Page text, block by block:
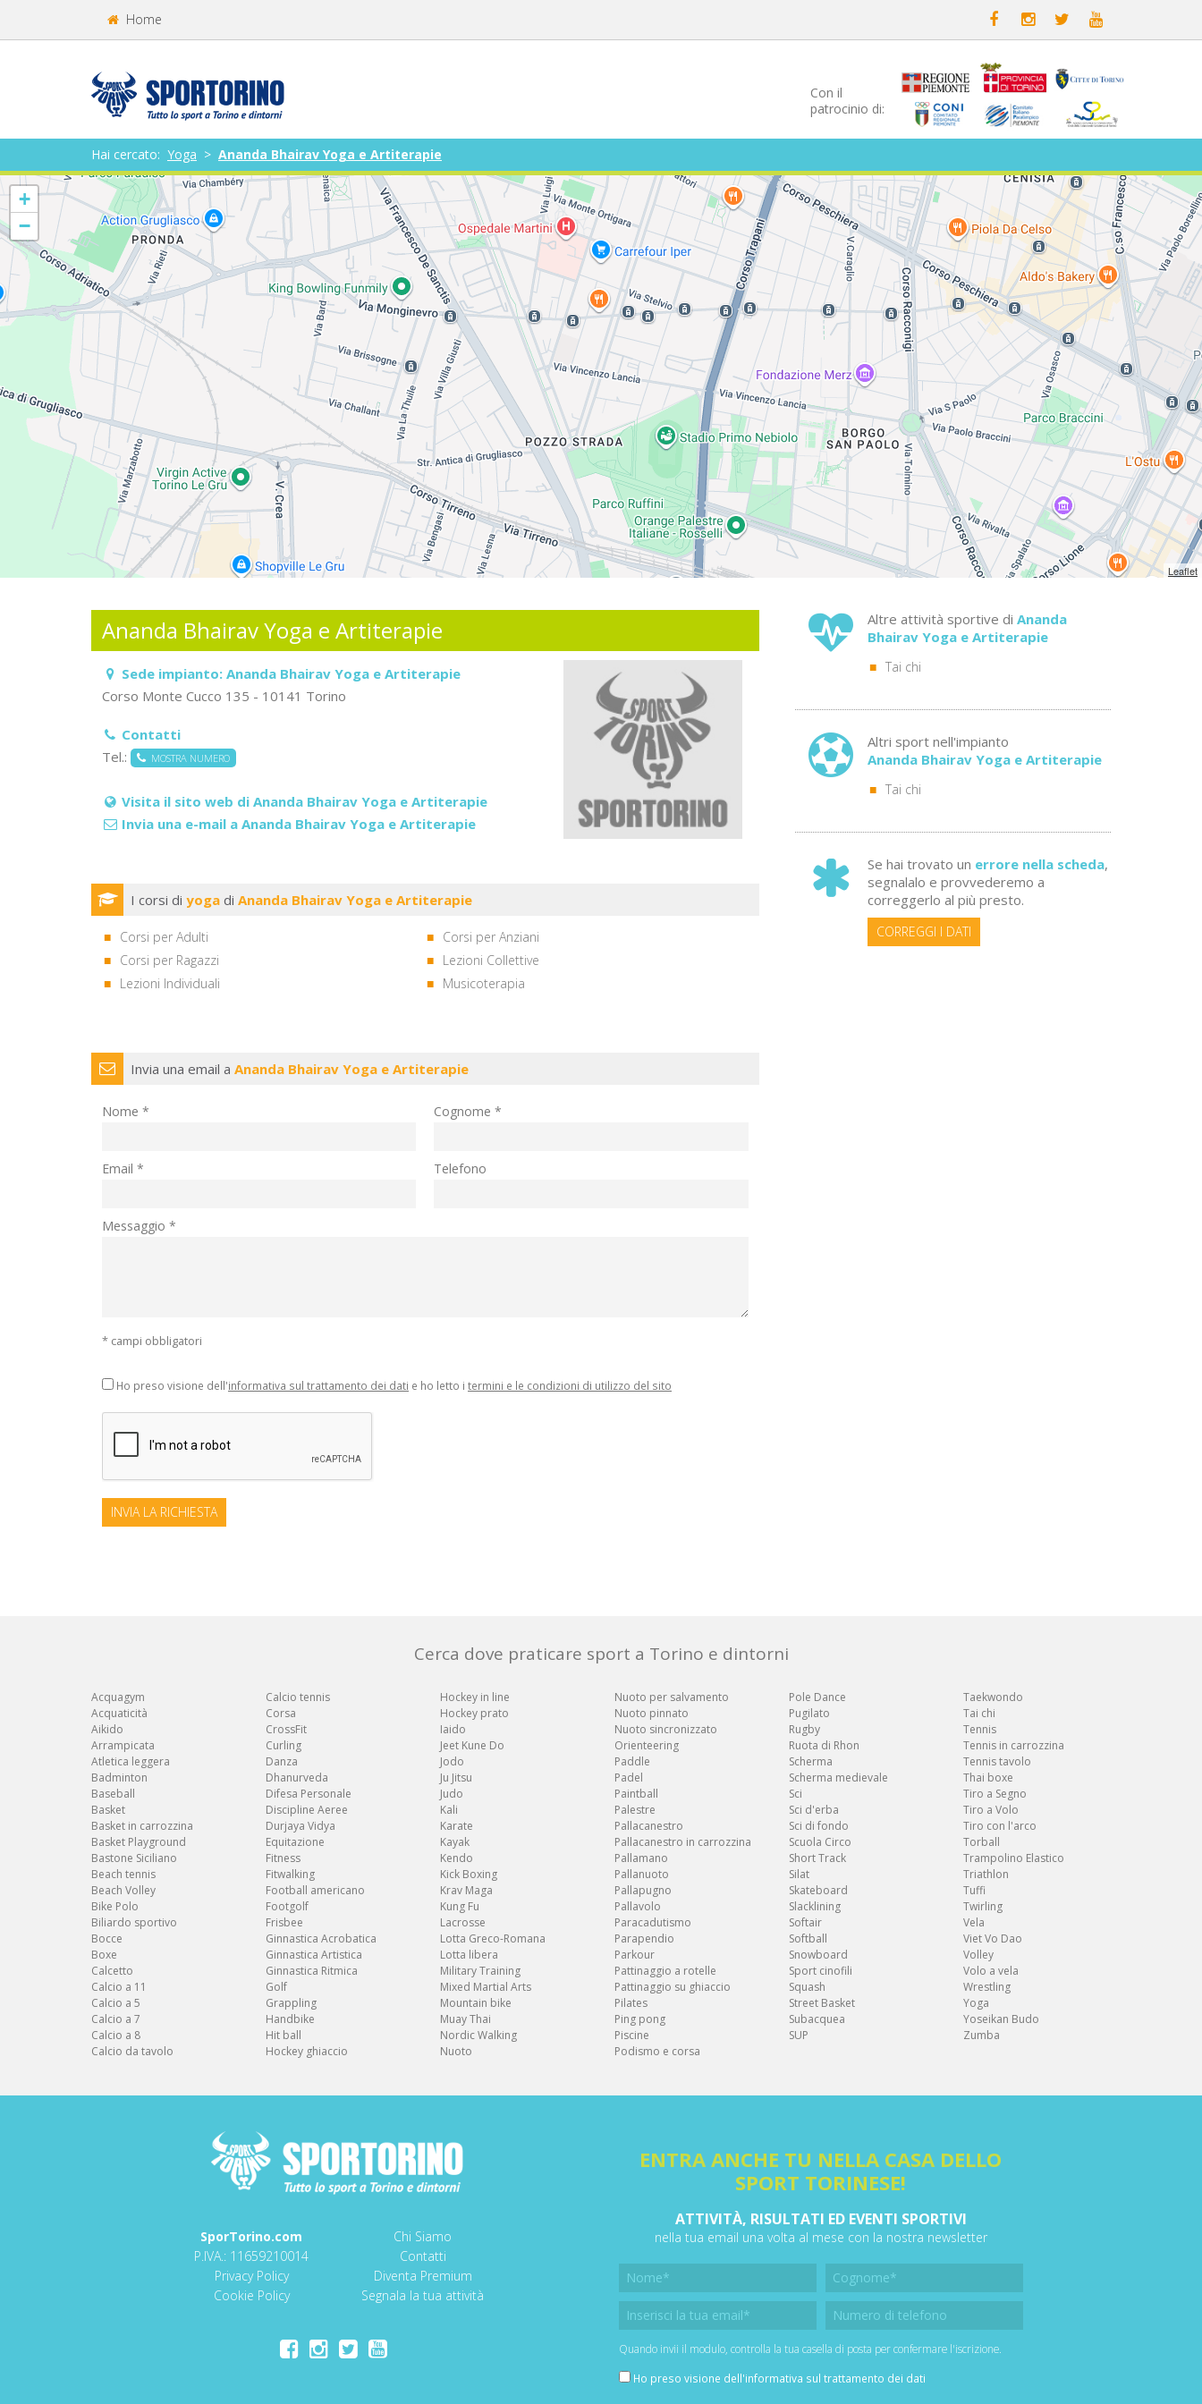
Home
Con il
patrocinio di:
Hai cercato: Yoga > Ananda Bhairav Yoga e Artiterapie
+
−
Leaflet
Ananda Bhairav Yoga e Artiterapie
Sede impianto: Ananda Bhairav Yoga e Artiterapie
Corso Monte Cucco 135 - 10141 Torino
Contatti
Tel.:
MOSTRA NUMERO
Visita il sito web di Ananda Bhairav Yoga e Artiterapie
Invia una e-mail a Ananda Bhairav Yoga e Artiterapie
I corsi di yoga di Ananda Bhairav Yoga e Artiterapie
Corsi per Adulti
Corsi per Anziani
Corsi per Ragazzi
Lezioni Collettive
Lezioni Individuali
Musicoterapia
Invia una email a Ananda Bhairav Yoga e Artiterapie
Nome * Cognome *
Email * Telefono
Messaggio *
* campi obbligatori
Ho preso visione dell'informativa sul trattamento dei dati e ho letto i termini e le condizioni di utilizzo del sito
INVIA LA RICHIESTA
Altre attività sportive di Ananda
Bhairav Yoga e Artiterapie
Tai chi
Altri sport nell'impianto
Ananda Bhairav Yoga e Artiterapie
Tai chi
Se hai trovato un errore nella scheda,
segnalalo e provvederemo a
correggerlo al più presto.
CORREGGI I DATI
Cerca dove praticare sport a Torino e dintorni
Acquagym
Acquaticità
Aikido
Arrampicata
Atletica leggera
Badminton
Baseball
Basket
Basket in carrozzina
Basket Playground
Bastone Siciliano
Beach tennis
Beach Volley
Bike Polo
Biliardo sportivo
Bocce
Boxe
Calcetto
Calcio a 11
Calcio a 5
Calcio a 7
Calcio a 8
Calcio da tavolo
Calcio tennis
Corsa
CrossFit
Curling
Danza
Dhanurveda
Difesa Personale
Discipline Aeree
Durjaya Vidya
Equitazione
Fitness
Fitwalking
Football americano
Footgolf
Frisbee
Ginnastica Acrobatica
Ginnastica Artistica
Ginnastica Ritmica
Golf
Grappling
Handbike
Hit ball
Hockey ghiaccio
Hockey in line
Hockey prato
Iaido
Jeet Kune Do
Jodo
Ju Jitsu
Judo
Kali
Karate
Kayak
Kendo
Kick Boxing
Krav Maga
Kung Fu
Lacrosse
Lotta Greco-Romana
Lotta libera
Military Training
Mixed Martial Arts
Mountain bike
Muay Thai
Nordic Walking
Nuoto
Nuoto per salvamento
Nuoto pinnato
Nuoto sincronizzato
Orienteering
Paddle
Padel
Paintball
Palestre
Pallacanestro
Pallacanestro in carrozzina
Pallamano
Pallanuoto
Pallapugno
Pallavolo
Paracadutismo
Parapendio
Parkour
Pattinaggio a rotelle
Pattinaggio su ghiaccio
Pilates
Ping pong
Piscine
Podismo e corsa
Pole Dance
Pugilato
Rugby
Ruota di Rhon
Scherma
Scherma medievale
Sci
Sci d'erba
Sci di fondo
Scuola Circo
Short Track
Silat
Skateboard
Slacklining
Softair
Softball
Snowboard
Sport cinofili
Squash
Street Basket
Subacquea
SUP
Taekwondo
Tai chi
Tennis
Tennis in carrozzina
Tennis tavolo
Thai boxe
Tiro a Segno
Tiro a Volo
Tiro con l'arco
Torball
Trampolino Elastico
Triathlon
Tuffi
Twirling
Vela
Viet Vo Dao
Volley
Volo a vela
Wrestling
Yoga
Yoseikan Budo
Zumba
SporTorino.com
P.IVA.: 11659210014
Privacy Policy
Cookie Policy
Chi Siamo
Contatti
Diventa Premium
Segnala la tua attività
ENTRA ANCHE TU NELLA CASA DELLO
SPORT TORINESE!
ATTIVITÀ, RISULTATI ED EVENTI SPORTIVI
nella tua email una volta al mese con la nostra newsletter
Quando invii il modulo, controlla la tua casella di posta per confermare l'iscrizione.
Ho preso visione dell'informativa sul trattamento dei dati